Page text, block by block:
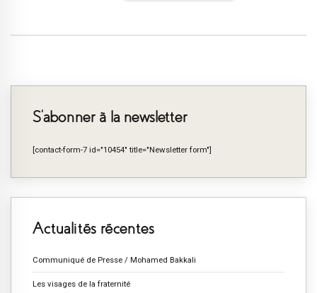
S’abonner à la newsletter
[contact-form-7 id="10454" title="Newsletter form"]
Actualités récentes
Communiqué de Presse / Mohamed Bakkali
Les visages de la fraternité